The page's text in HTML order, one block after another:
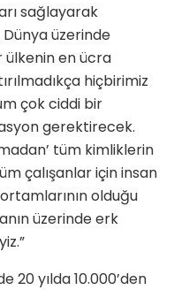
sağlayarak
üzerinde
ülkenin en ücra
hiçbirimiz
çok ciddi bir
gerektirecek.
tüm kimliklerin
çalışanlar için insan
olduğu
üzerinde erk
20 yılda 10.000’den